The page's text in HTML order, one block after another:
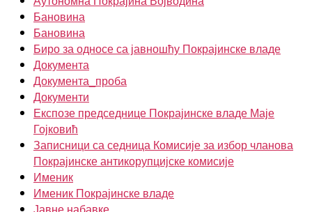
Бановина
Бановина
Биро за односе са јавношћу Покрајинске владе
Документа
Документа_проба
Документи
Експозе председнице Покрајинске владе Маје
Гојковић
Записници са седница Комисије за избор чланова
Покрајинске антикорупцијске комисије
Именик
Именик Покрајинске владе